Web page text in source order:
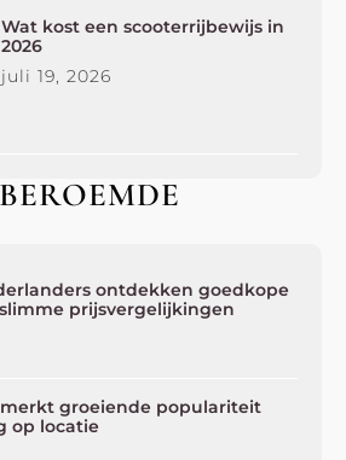
Wat kost een scooterrijbewijs in
2026
juli 19, 2026
ontdekken goedkope
prijsvergelijkingen
merkt groeiende populariteit
op locatie